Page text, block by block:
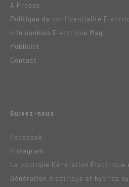
A Propos
Politique de confidentialité
info cookies Electrique Mag
Publicité
Contact
Suivez-nous
Facebook
Instagram
La boutique Génération Électrique
Génération électrique et hybride